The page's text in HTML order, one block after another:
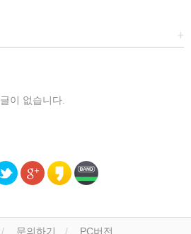
+
글이 없습니다.
문의하기 PC버전